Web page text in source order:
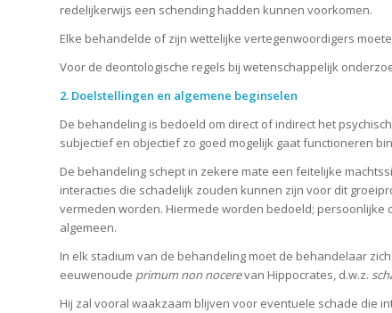
redelijkerwijs een schending hadden kunnen voorkomen.
Elke behandelde of zijn wettelijke vertegenwoordigers
Voor de deontologische regels bij wetenschappelijk
2. Doelstellingen en algemene beginselen
De behandeling is bedoeld om direct of indirect het
subjectief en objectief zo goed mogelijk gaat functioneren
De behandeling schept in zekere mate een feitelijke
interacties die schadelijk zouden kunnen zijn voor dit
vermeden worden. Hiermede worden bedoeld;
algemeen.
In elk stadium van de behandeling moet de behandelaar
eeuwenoude primum non nocerevan Hippocrates, d.w.z.
Hij zal vooral waakzaam blijven voor eventuele schade die